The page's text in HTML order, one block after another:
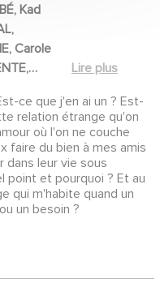
Kad
Carole
Lire plus
ce que j'en ai un ? Est-
relation étrange qu'on
où l'on ne couche
faire du bien à mes amis
dans leur vie sous
point et pourquoi ? Et au
qui m'habite quand un
un besoin ?